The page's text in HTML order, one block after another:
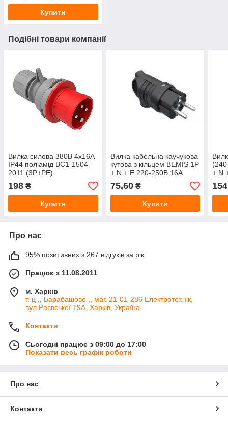
Купити
Подібні товари компанії
Вилка силова 380В 4х16А
IP44 поліамід BC1-1504-
2011 (3P+PE)
198 ₴
Купити
Вилка кабельна каучукова
кутова з кільцем BEMIS 1P
+ N + E 220-250В 16А
IP44, BK1-1402-2021
75,60₴
Купити
+ N
Про нас
95% позитивних з 267 відгуків за рік
Працює з 11.08.2011
м. Харків
т. ц ,, Барабашово ,, маг. 21-01-286 Електротехнік,
вул.Раєвської 19А, Харків, Україна
Контакти
Сьогодні працює з 09:00 до 17:00
Показати весь графік роботи
Про нас
Контакти